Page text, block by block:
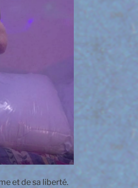
et de sa liberté.